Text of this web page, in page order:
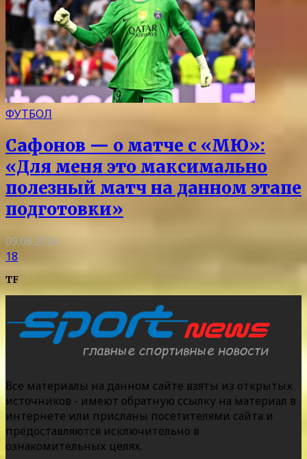
ФУТБОЛ
Сафонов — о матче с «МЮ»:
«Для меня это максимально
полезный матч на данном этапе
подготовки»
09.08.2026
18
TF
Все материалы на данном сайте взяты из открытых
источников - имеют обратную ссылку на материал в
интернете или присланы посетителями сайта и
предоставляются исключительно в
ознакомительных целях.